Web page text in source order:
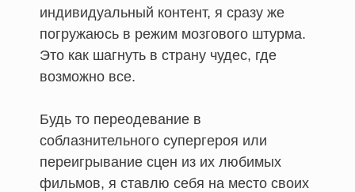
индивидуальный контент, я сразу же
погружаюсь в режим мозгового штурма.
Это как шагнуть в страну чудес, где
возможно все.
Будь то переодевание в
соблазнительного супергероя или
переигрывание сцен из их любимых
фильмов, я ставлю себя на место своих